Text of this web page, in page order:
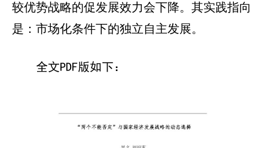
较优势战略的促发展效力会下降。其实践指向
是：市场化条件下的独立自主发展。
全文PDF版如下：